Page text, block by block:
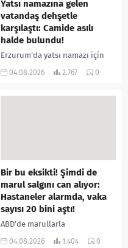
Yatsı namazına gelen
vatandaş dehşetle
karşılaştı: Camide asılı
halde bulundu!
Erzurum’da yatsı namazı için
camiye gelen bir vatandaş,
04.08.2026 2.767 0
Bir bu eksikti! Şimdi de
marul salgını can alıyor:
Hastaneler alarmda, vaka
sayısı 20 bini aştı!
ABD’de marullarla
ilişkilendirilen siklospora
04.08.2026 1.404 0